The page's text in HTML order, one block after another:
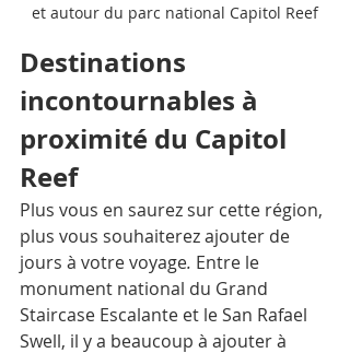
et autour du parc national Capitol Reef
Destinations
incontournables à
proximité du Capitol
Reef
Plus vous en saurez sur cette région,
plus vous souhaiterez ajouter de
jours à votre voyage. Entre le
monument national du Grand
Staircase Escalante et le San Rafael
Swell, il y a beaucoup à ajouter à